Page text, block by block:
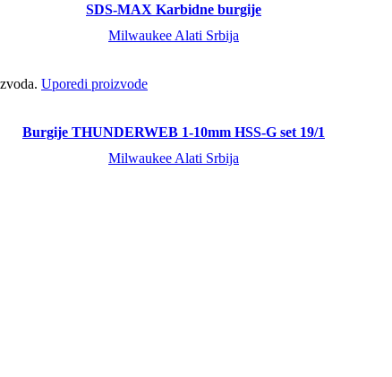
SDS-MAX Karbidne burgije
Milwaukee Alati Srbija
Uporedi proizvode
Burgije THUNDERWEB 1-10mm HSS-G set 19/1
Milwaukee Alati Srbija